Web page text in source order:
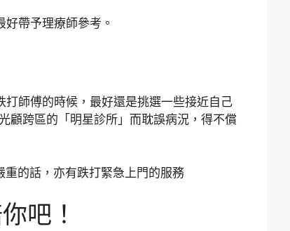
帶予理療師參考。
師傅的時候，最好還是挑選一些接近自己
顧跨區的「明星診所」而耽誤病況，得不償
重的話，亦有跌打緊急上門的服務
吧！